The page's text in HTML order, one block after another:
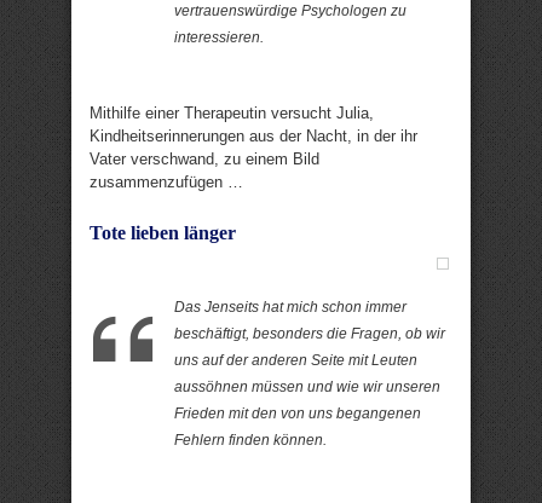
vertrauenswürdige Psychologen zu
interessieren.
Mithilfe einer Therapeutin versucht Julia,
Kindheitserinnerungen aus der Nacht, in der ihr
Vater verschwand, zu einem Bild
zusammenzufügen …
Tote lieben länger
Das Jenseits hat mich schon immer
beschäftigt, besonders die Fragen, ob wir
uns auf der anderen Seite mit Leuten
aussöhnen müssen und wie wir unseren
Frieden mit den von uns begangenen
Fehlern finden können.